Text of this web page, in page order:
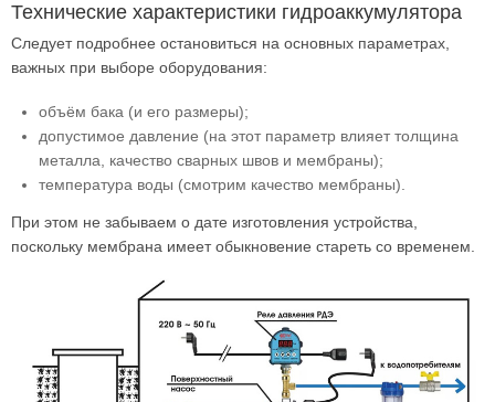
Технические характеристики гидроаккумулятора
Следует подробнее остановиться на основных параметрах,
важных при выборе оборудования:
объём бака (и его размеры);
допустимое давление (на этот параметр влияет толщина
металла, качество сварных швов и мембраны);
температура воды (смотрим качество мембраны).
При этом не забываем о дате изготовления устройства,
поскольку мембрана имеет обыкновение стареть со временем.